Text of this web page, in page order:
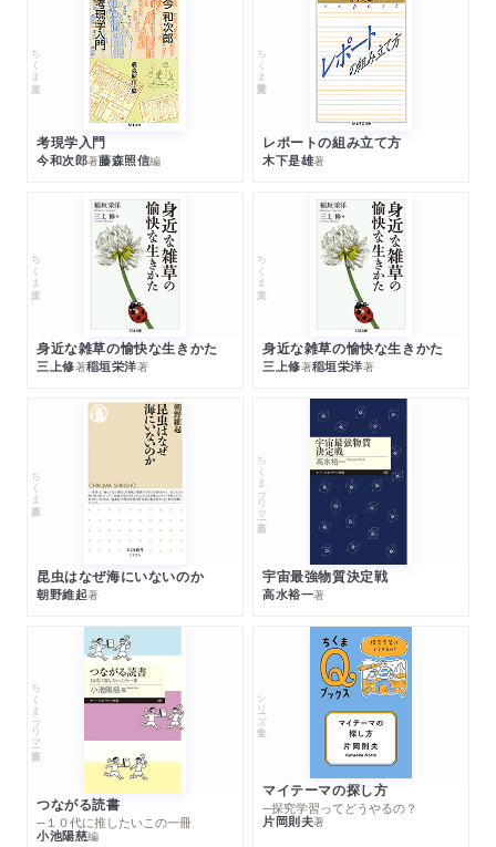
ちくま文庫
考現学入門
今和次郎著藤森照信編
ちくま学芸文庫
レポートの組み立て方
木下是雄著
ちくま文庫
身近な雑草の愉快な生きかた
三上修著稲垣栄洋著
ちくま文庫
身近な雑草の愉快な生きかた
三上修著稲垣栄洋著
ちくま新書
昆虫はなぜ海にいないのか
朝野維起著
ちくまプリマー新書
宇宙最強物質決定戦
高水裕一著
ちくまプリマー新書
つながる読書
─１０代に推したいこの一冊
小池陽慈編
シリーズ・全集
マイテーマの探し方
─探究学習ってどうやるの？
片岡則夫著